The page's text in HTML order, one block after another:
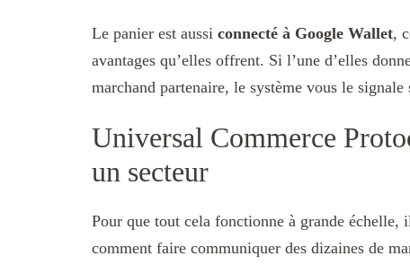
Le panier est aussi connecté à Google Wallet,
avantages qu’elles offrent. Si l’une d’elles
marchand partenaire, le système vous le
Universal Commerce
un secteur
Pour que tout cela fonctionne à grande
comment faire communiquer des dizaines de